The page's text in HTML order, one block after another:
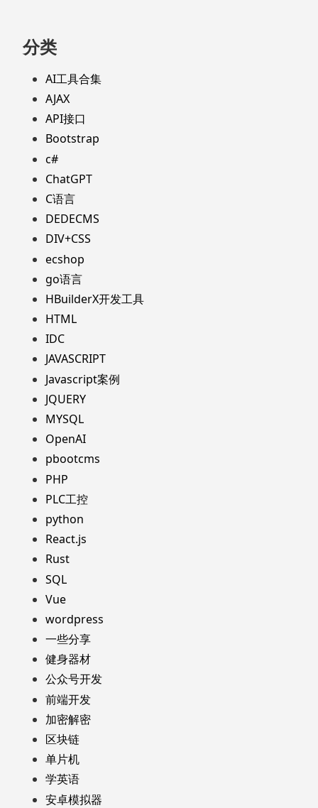
分类
AI工具合集
AJAX
API接口
Bootstrap
c#
ChatGPT
C语言
DEDECMS
DIV+CSS
ecshop
go语言
HBuilderX开发工具
HTML
IDC
JAVASCRIPT
Javascript案例
JQUERY
MYSQL
OpenAI
pbootcms
PHP
PLC工控
python
React.js
Rust
SQL
Vue
wordpress
一些分享
健身器材
公众号开发
前端开发
加密解密
区块链
单片机
学英语
安卓模拟器